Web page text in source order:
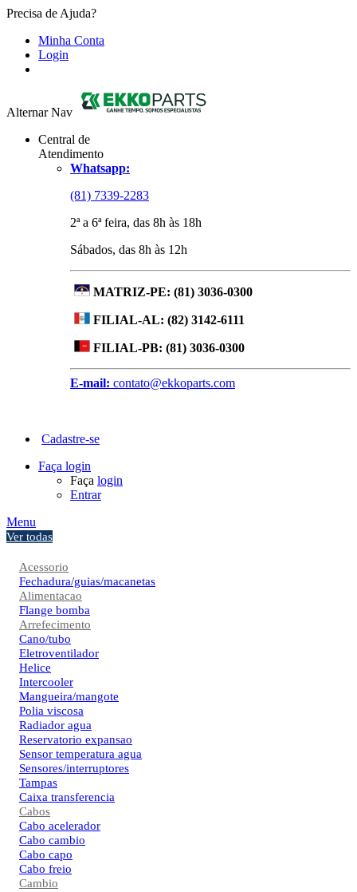
Precisa de Ajuda?
Minha Conta
Login
Alternar Nav
Central de
Atendimento
Whatsapp:
(81) 7339-2283
2ª a 6ª feira, das 8h às 18h
Sábados, das 8h às 12h
MATRIZ-PE: (81) 3036-0300
FILIAL-AL: (82) 3142-6111
FILIAL-PB: (81) 3036-0300
E-mail: contato@ekkoparts.com
Cadastre-se
Faça login
Faça login
Entrar
Menu
Ver todas
Acessorio
Fechadura/guias/macanetas
Alimentacao
Flange bomba
Arrefecimento
Cano/tubo
Eletroventilador
Helice
Intercooler
Mangueira/mangote
Polia viscosa
Radiador agua
Reservatorio expansao
Sensor temperatura agua
Sensores/interruptores
Tampas
Caixa transferencia
Cabos
Cabo acelerador
Cabo cambio
Cabo capo
Cabo freio
Cambio